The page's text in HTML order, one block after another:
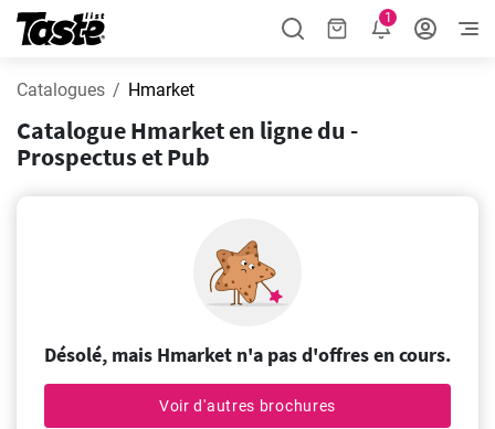
1
Catalogues Hmarket
Catalogue Hmarket en ligne du -
Prospectus et Pub
Désolé, mais Hmarket n'a pas d'offres en cours.
Voir d'autres brochures